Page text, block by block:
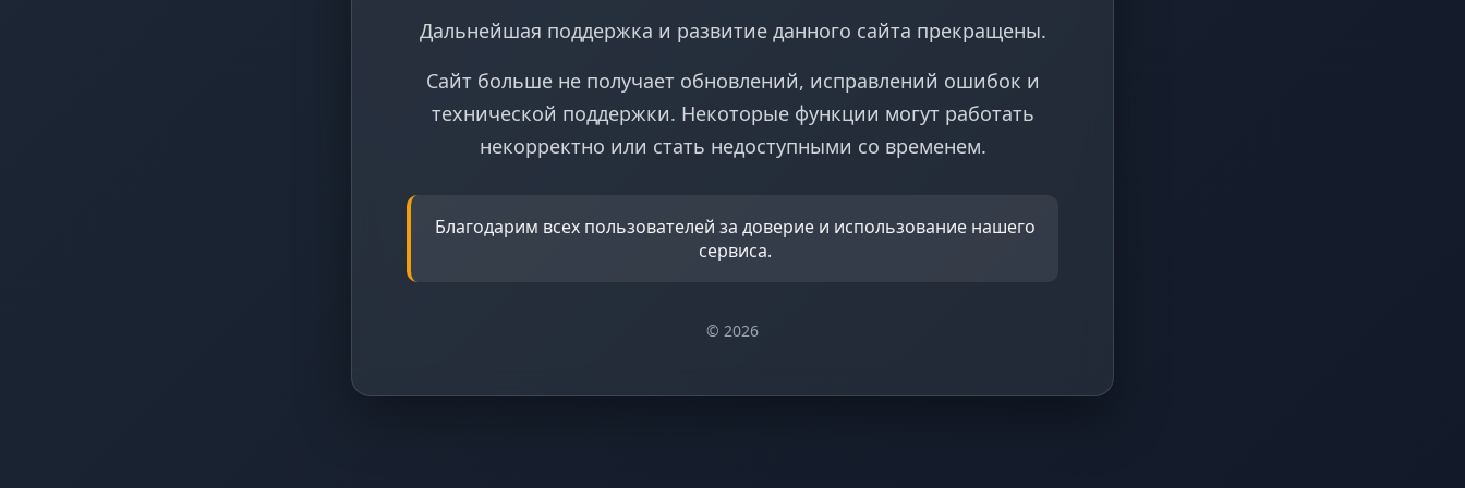
Дальнейшая поддержка и развитие данного сайта прекращены.
Сайт больше не получает обновлений, исправлений ошибок и
технической поддержки. Некоторые функции могут работать
некорректно или стать недоступными со временем.
Благодарим всех пользователей за доверие и использование нашего
сервиса.
© 2026